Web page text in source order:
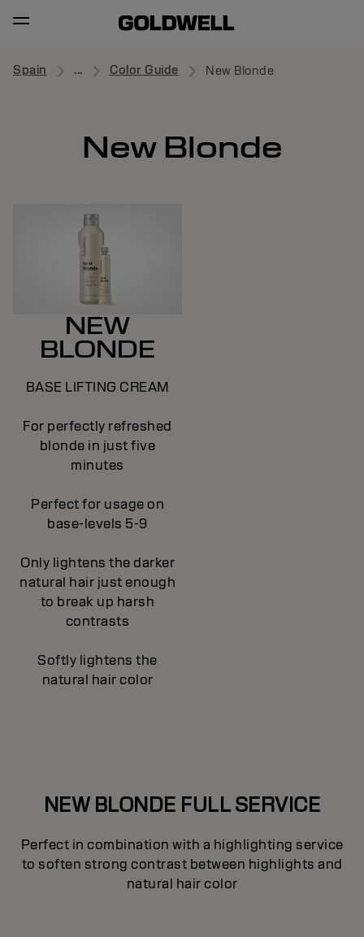
Spain ... Color Guide New Blonde
New Blonde
NEW
BLONDE
BASE LIFTING CREAM
For perfectly refreshed
blonde in just five
minutes
Perfect for usage on
base-levels 5-9
Only lightens the darker
natural hair just enough
to break up harsh
contrasts
Softly lightens the
natural hair color
NEW BLONDE FULL SERVICE
Perfect in combination with a highlighting service
to soften strong contrast between highlights and
natural hair color